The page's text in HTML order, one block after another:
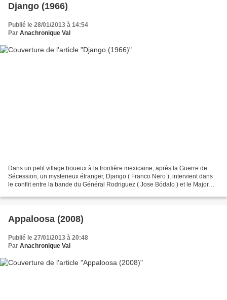
Django (1966)
Publié le 28/01/2013 à 14:54
Par Anachronique Val
Dans un petit village boueux à la frontière mexicaine, après la Guerre de
Sécession, un mysterieux étranger, Django ( Franco Nero ), intervient dans
le conflit entre la bande du Général Rodriguez ( Jose Bódalo ) et le Major
Appaloosa (2008)
Publié le 27/01/2013 à 20:48
Par Anachronique Val